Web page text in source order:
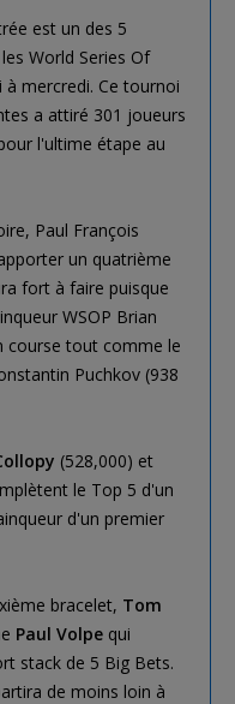
est un des 5
World Series Of
à mercredi. Ce tournoi
a attiré 301 joueurs
l'ultime étape au
Paul François
un quatrième
fort à faire puisque
WSOP Brian
course tout comme le
Puchkov (938
(528,000) et
le Top 5 d'un
d'un premier
bracelet, Tom
Paul Volpe qui
stack de 5 Big Bets.
de moins loin à